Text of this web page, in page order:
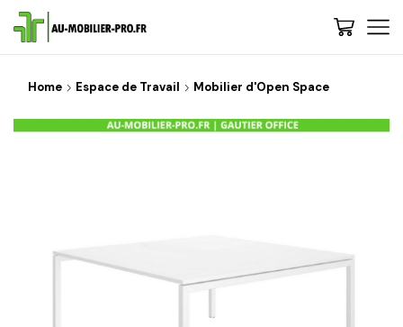
Home Espace de Travail Mobilier d'Open Space